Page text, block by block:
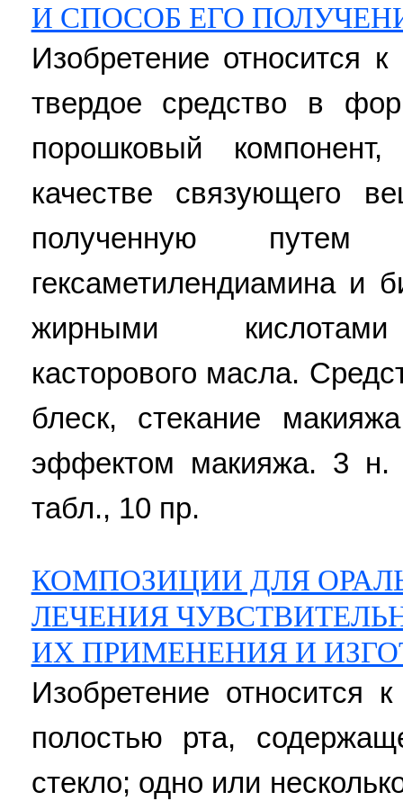
И СПОСОБ ЕГО
Изобретение относится
твердое средство в
порошковый
качестве связующего
полученную путем
гексаметилендиамина и
жирными кислотами
касторового масла.
блеск, стекание
эффектом макияжа. 3
табл., 10 пр.
КОМПОЗИЦИИ ДЛЯ
ЛЕЧЕНИЯ
ИХ ПРИМЕНЕНИЯ И
Изобретение относится
полостью рта,
стекло; одно или